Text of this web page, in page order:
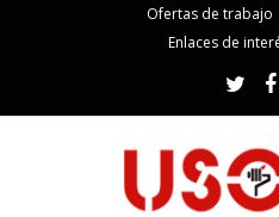
Ofertas de trabajo
Enlaces de